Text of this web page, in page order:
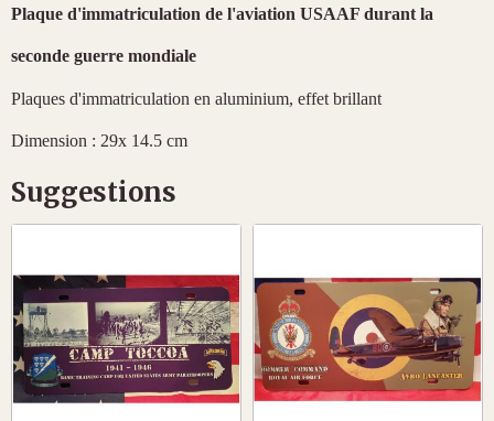
Plaque d'immatriculation de l'aviation USAAF durant la
seconde guerre mondiale
Plaques d'immatriculation en aluminium, effet brillant
Dimension : 29x 14.5 cm
Suggestions